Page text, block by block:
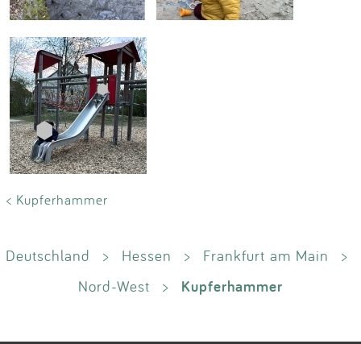
< Kupferhammer
Deutschland > Hessen > Frankfurt am Main
>
Nord-West
> Kupferhammer